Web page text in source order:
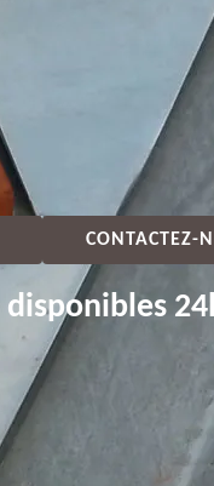
CONTACTEZ-
disponibles